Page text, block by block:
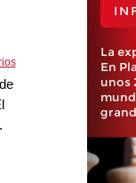
La
En
unos